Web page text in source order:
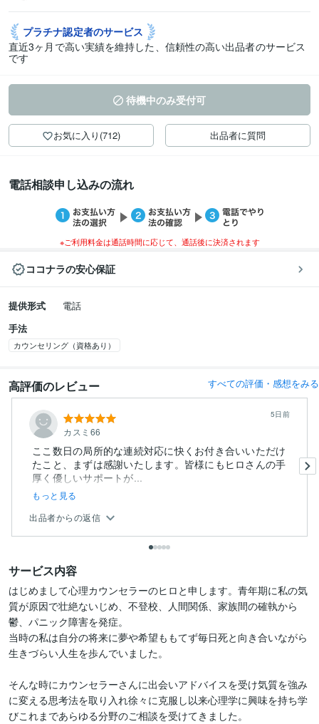
プラチナ認定者のサービス
直近3ヶ月で高い実績を維持した、信頼性の高い出品者のサービス
です
待機中のみ受付可
お気に入り(712) 出品者に質問
電話相談申し込みの流れ
※ご利用料金は通話時間に応じて、通話後に決済されます
ココナラの安心保証
提供形式
電話
手法
カウンセリング（資格あり）
高評価のレビュー すべての評価・感想をみる
カスミ66
5日前
ここ数日の局所的な連続対応に快くお付き合いいただけ
たこと、まずは感謝いたします。皆様にもヒロさんの手
厚く優しいサポートが...
もっと見る
出品者からの返信
サービス内容
はじめまして心理カウンセラーのヒロと申します。青年期に私の気
質が原因で壮絶ないじめ、不登校、人間関係、家族間の確執から
鬱、パニック障害を発症。
当時の私は自分の将来に夢や希望ももてず毎日死と向き合いながら
生きづらい人生を歩んでいました。
そんな時にカウンセラーさんに出会いアドバイスを受け気質を強み
に変える思考法を取り入れ徐々に克服し以来心理学に興味を持ち学
びこれまであらゆる分野のご相談を受けてきました。